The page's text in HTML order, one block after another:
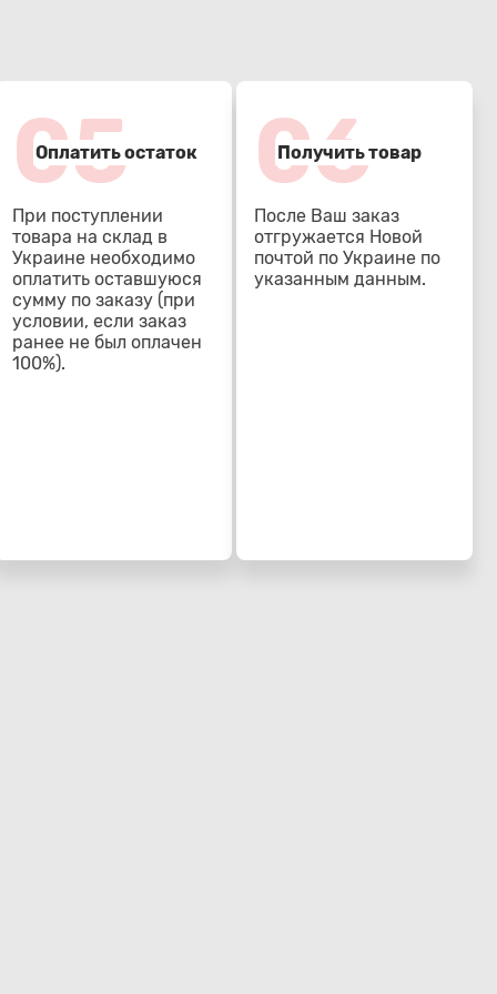
05
Оплатить остаток
При поступлении
товара на склад в
Украине необходимо
оплатить оставшуюся
сумму по заказу (при
условии, если заказ
ранее не был оплачен
100%).
06
Получить товар
После Ваш заказ
отгружается Новой
почтой по Украине по
указанным данным.